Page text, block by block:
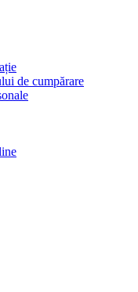
de cumpărare